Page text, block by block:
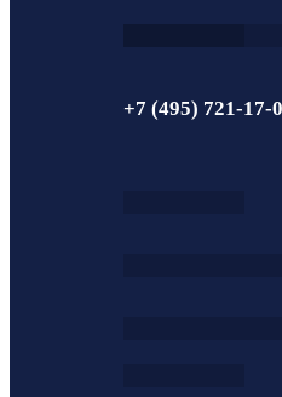
+7 (495) 721-17-